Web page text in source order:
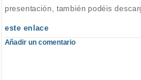
presentación, también podéis
este enlace
Añadir un comentario